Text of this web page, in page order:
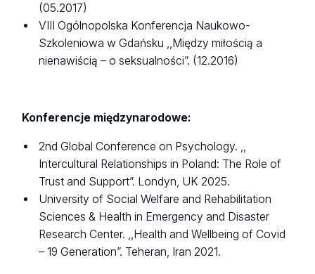
(05.2017)
VIII Ogólnopolska Konferencja Naukowo-
Szkoleniowa w Gdańsku ,,Między miłością a
nienawiścią – o seksualności”. (12.2016)
Konferencje międzynarodowe:
2nd Global Conference on Psychology. ,,
Intercultural Relationships in Poland: The Role of
Trust and Support”. Londyn, UK 2025.
University of Social Welfare and Rehabilitation
Sciences & Health in Emergency and Disaster
Research Center. ,,Health and Wellbeing of Covid
– 19 Generation”. Teheran, Iran 2021.